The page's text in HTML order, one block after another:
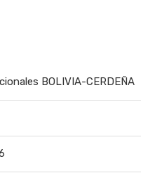
BOLIVIA-CERDEÑA